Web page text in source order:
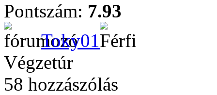
Pontszám: 7.93
Toky01
Végzetúr
58 hozzászólás